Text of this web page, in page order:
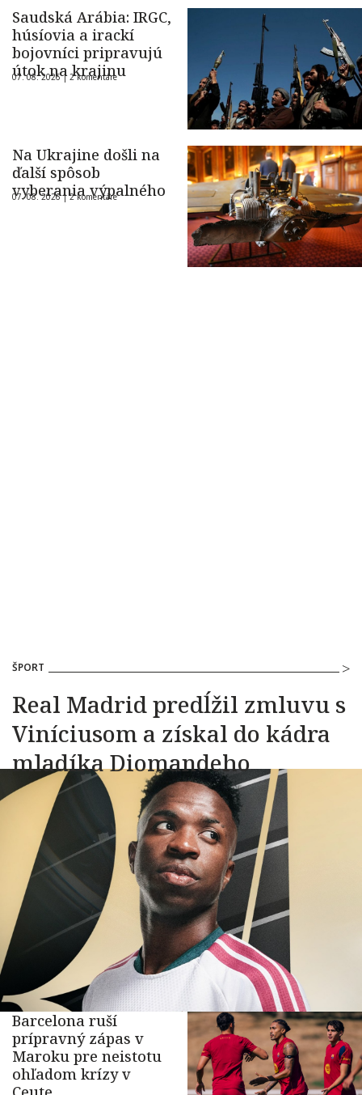
Saudská Arábia: IRGC,
húsíovia a irackí
bojovníci pripravujú
útok na krajinu
07. 08. 2026 |2 komentáre
Na Ukrajine došli na
ďalší spôsob
vyberania výpalného
07. 08. 2026 |2 komentáre
ŠPORT